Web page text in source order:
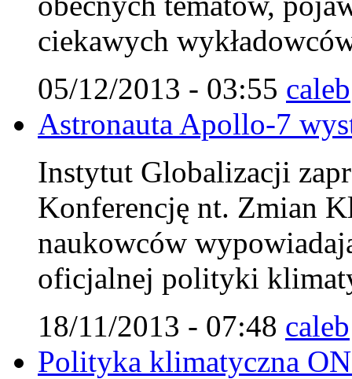
ciekawych
05/12/2013 - 03:55 caleb
Astronauta Apollo-7
Instytut Globalizacji
Konferencję nt. Zmian
naukowców
oficjalnej polityki
18/11/2013 - 07:48 caleb
Polityka klimatyczna